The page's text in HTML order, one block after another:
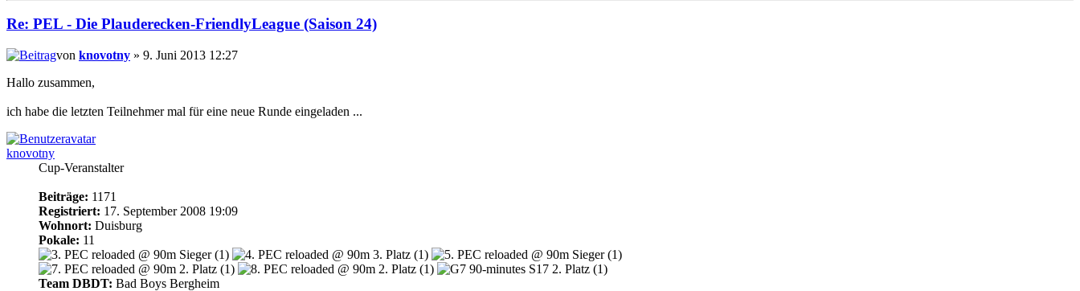
Re: PEL - Die Plauderecken-FriendlyLeague (Saison 24)
von knovotny » 9. Juni 2013 12:27
Hallo zusammen,
ich habe die letzten Teilnehmer mal für eine neue Runde eingeladen ...
knovotny
Cup-Veranstalter
Beiträge: 1171
Registriert: 17. September 2008 19:09
Wohnort: Duisburg
Pokale: 11
Team DBDT: Bad Boys Bergheim